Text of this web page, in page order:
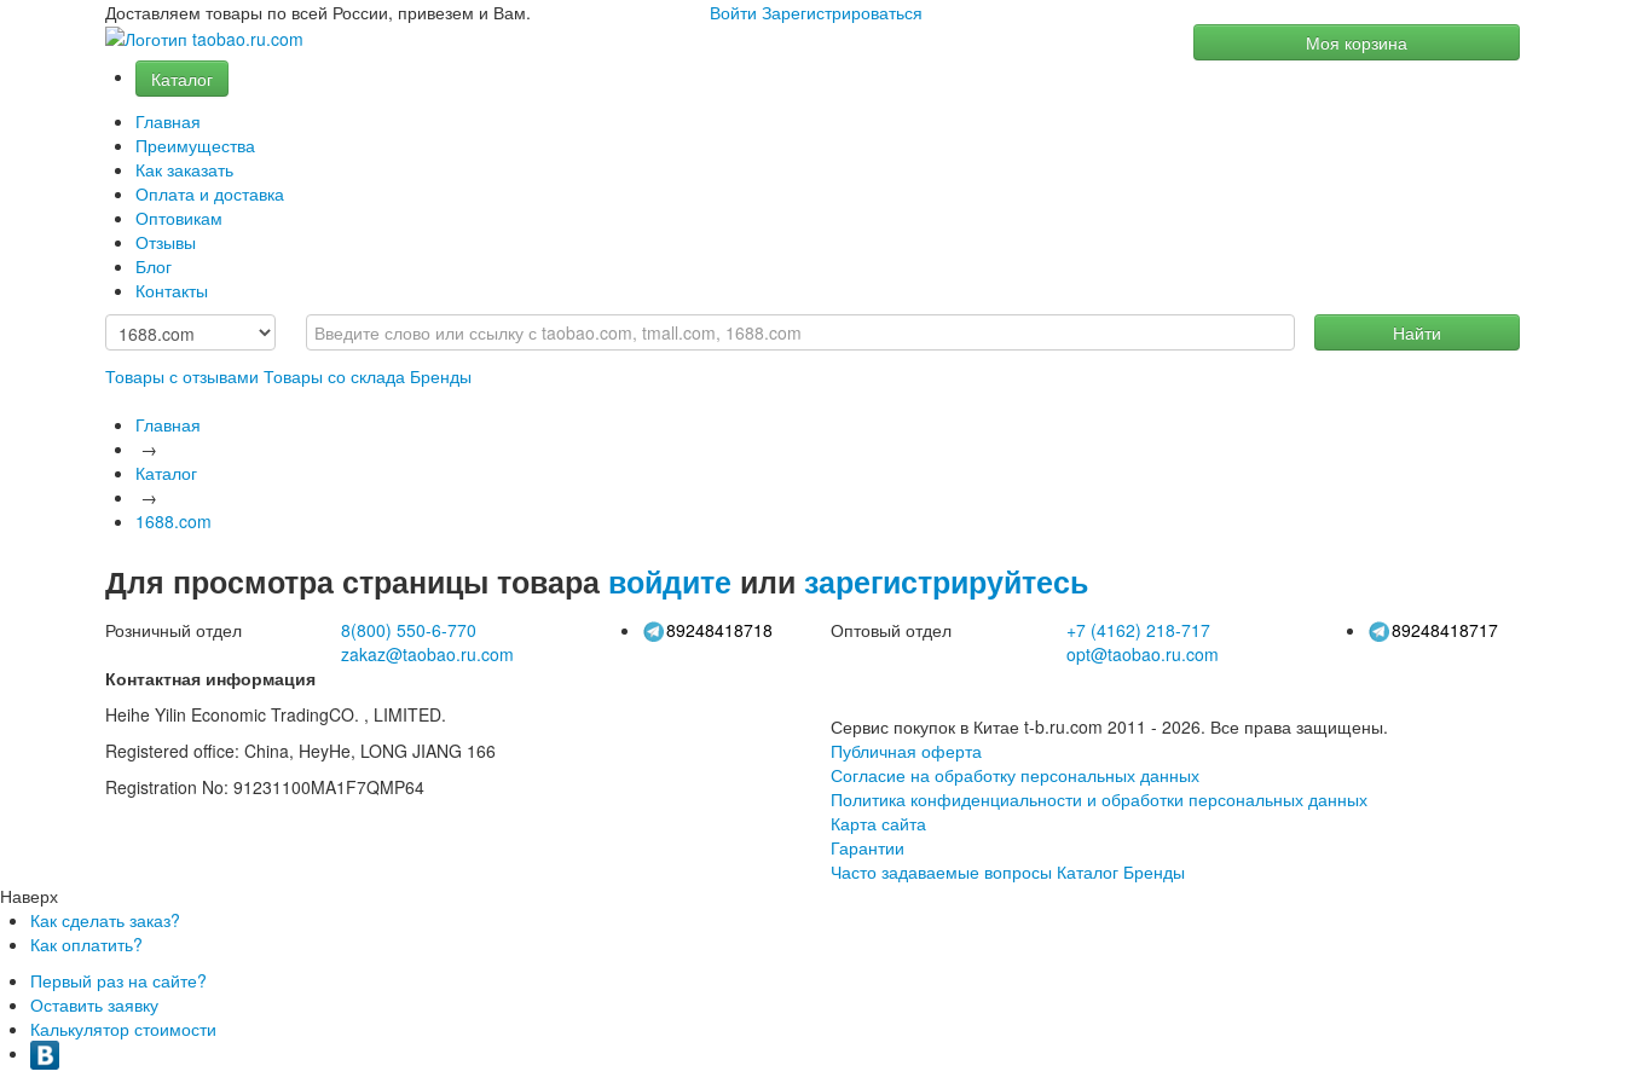
Доставляем товары по всей России, привезем и Вам. Войти Зарегистрироваться
Моя корзина
Каталог
Главная
Преимущества
Как заказать
Оплата и доставка
Оптовикам
Отзывы
Блог
Контакты
Товары с отзывами Товары со склада Бренды
Найти
Главная
→
Каталог
→
1688.com
Для просмотра страницы товара войдите или зарегистрируйтесь
Розничный отдел 8(800) 550-6-770
zakaz@taobao.ru.com
89248418718 Оптовый отдел +7 (4162) 218-717
opt@taobao.ru.com
89248418717
Контактная информация
Heihe Yilin Economic TradingCO. , LIMITED.
Registered office: China, HeyHe, LONG JIANG 166
Registration No: 91231100MA1F7QMP64
Сервис покупок в Китае t-b.ru.com 2011 - 2026. Все права защищены.
Публичная оферта
Согласие на обработку персональных данных
Политика конфиденциальности и обработки персональных данных
Карта сайта
Гарантии
Часто задаваемые вопросы Каталог Бренды
Наверх
Как сделать заказ?
Как оплатить?
Первый раз на сайте?
Оставить заявку
Калькулятор стоимости